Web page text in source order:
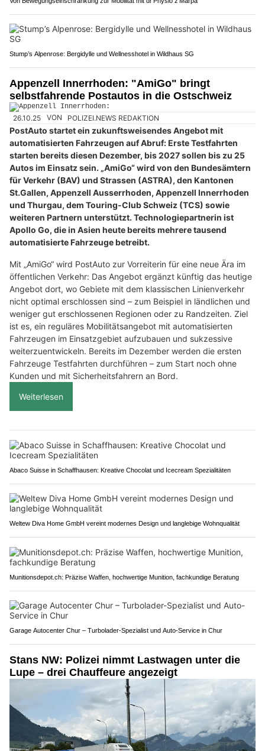
Stump’s Alpenrose: Bergidylle und Wellnesshotel in Wildhaus SG
Appenzell Innerrhoden: "AmiGo" bringt
selbstfahrende Postautos in die Ostschweiz
26.10.25 VON POLIZEI.NEWS REDAKTION
PostAuto startet ein zukunftsweisendes Angebot mit
automatisierten Fahrzeugen auf Abruf: Erste Testfahrten
starten bereits diesen Dezember, bis 2027 sollen bis zu 25
Autos im Einsatz sein. „AmiGo“ wird von den Bundesämtern
für Verkehr (BAV) und Strassen (ASTRA), den Kantonen
St.Gallen, Appenzell Ausserrhoden, Appenzell Innerrhoden
und Thurgau, dem Touring-Club Schweiz (TCS) sowie
weiteren Partnern unterstützt. Technologiepartnerin ist
Apollo Go, die in Asien heute bereits mehrere tausend
automatisierte Fahrzeuge betreibt.
Mit „AmiGo“ wird PostAuto zur Vorreiterin für eine neue Ära im
öffentlichen Verkehr: Das Angebot ergänzt künftig das heutige
Angebot dort, wo Gebiete mit dem klassischen Linienverkehr
nicht optimal erschlossen sind – zum Beispiel in ländlichen und
weniger gut erschlossenen Regionen oder zu Randzeiten. Ziel
ist es, ein reguläres Mobilitätsangebot mit automatisierten
Fahrzeugen im Einsatzgebiet aufzubauen und sukzessive
weiterzuentwickeln. Bereits im Dezember werden die ersten
Fahrzeuge Testfahrten durchführen – zum Start noch ohne
Kunden und mit Sicherheitsfahrern an Bord.
Weiterlesen
Abaco Suisse in Schaffhausen: Kreative Chocolat und Icecream Spezialitäten
Weltew Diva Home GmbH vereint modernes Design und langlebige Wohnqualität
Munitionsdepot.ch: Präzise Waffen, hochwertige Munition, fachkundige Beratung
Garage Autocenter Chur – Turbolader-Spezialist und Auto-Service in Chur
Stans NW: Polizei nimmt Lastwagen unter die
Lupe – drei Chauffeure angezeigt